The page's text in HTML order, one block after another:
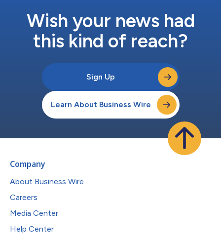
Wish your news had
this kind of reach?
Sign Up
Learn About Business Wire
Company
About Business Wire
Careers
Media Center
Help Center